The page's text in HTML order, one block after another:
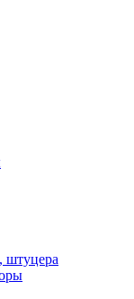
штуцера